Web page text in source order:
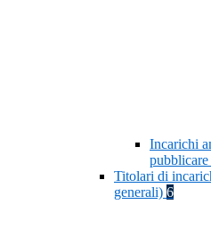
Incarichi
Titolari di
generali) 6